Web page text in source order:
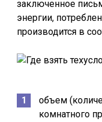
заключенное
энергии,
производится в
объем
комнатного